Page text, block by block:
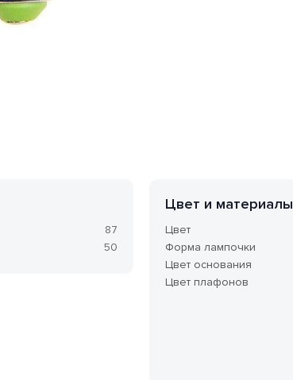
87
50
Цвет и материалы
Цвет
Форма лампочки
Цвет основания
Цвет плафонов